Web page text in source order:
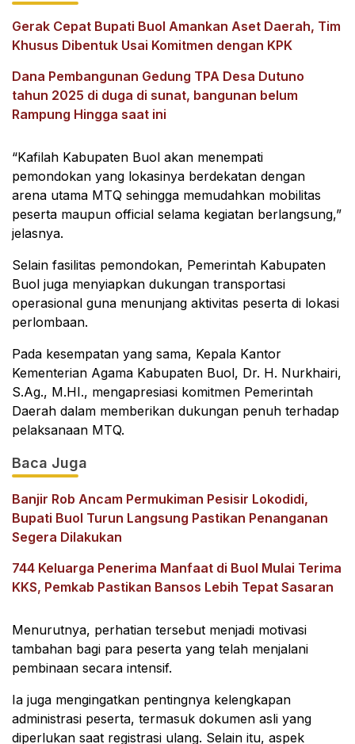
Gerak Cepat Bupati Buol Amankan Aset Daerah, Tim
Khusus Dibentuk Usai Komitmen dengan KPK
Dana Pembangunan Gedung TPA Desa Dutuno
tahun 2025 di duga di sunat, bangunan belum
Rampung Hingga saat ini
“Kafilah Kabupaten Buol akan menempati
pemondokan yang lokasinya berdekatan dengan
arena utama MTQ sehingga memudahkan mobilitas
peserta maupun official selama kegiatan berlangsung,”
jelasnya.
Selain fasilitas pemondokan, Pemerintah Kabupaten
Buol juga menyiapkan dukungan transportasi
operasional guna menunjang aktivitas peserta di lokasi
perlombaan.
Pada kesempatan yang sama, Kepala Kantor
Kementerian Agama Kabupaten Buol, Dr. H. Nurkhairi,
S.Ag., M.HI., mengapresiasi komitmen Pemerintah
Daerah dalam memberikan dukungan penuh terhadap
pelaksanaan MTQ.
Baca Juga
Banjir Rob Ancam Permukiman Pesisir Lokodidi,
Bupati Buol Turun Langsung Pastikan Penanganan
Segera Dilakukan
744 Keluarga Penerima Manfaat di Buol Mulai Terima
KKS, Pemkab Pastikan Bansos Lebih Tepat Sasaran
Menurutnya, perhatian tersebut menjadi motivasi
tambahan bagi para peserta yang telah menjalani
pembinaan secara intensif.
Ia juga mengingatkan pentingnya kelengkapan
administrasi peserta, termasuk dokumen asli yang
diperlukan saat registrasi ulang. Selain itu, aspek